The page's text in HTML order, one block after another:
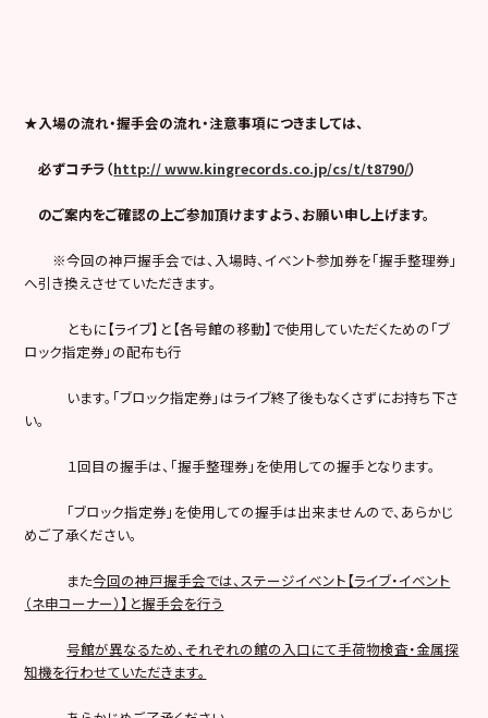
★入場の流れ・握手会の流れ・注意事項につきましては、
必ずコチラ（http:// www.kingrecords.co.jp/cs/t/t8790/）
のご案内をご確認の上ご参加頂けますよう、お願い申し上げます。
※今回の神戸握手会では、入場時、イベント参加券を「握手整理券」
へ引き換えさせていただきます。
ともに【ライブ】と【各号館の移動】で使用していただくための「ブ
ロック指定券」の配布も行
います。「ブロック指定券」はライブ終了後もなくさずにお持ち下さ
い。
１回目の握手は、「握手整理券」を使用しての握手となります。
「ブロック指定券」を使用しての握手は出来ませんので、あらかじ
めご了承ください。
また今回の神戸握手会では、ステージイベント【ライブ・イベント
（ネ申コーナー）】と握手会を行う
号館が異なるため、それぞれの館の入口にて手荷物検査・金属探
知機を行わせていただきます。